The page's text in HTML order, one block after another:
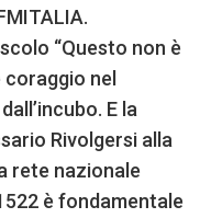
“Questo non è
nel
E la
Rivolgersi alla
rete nazionale
è fondamentale